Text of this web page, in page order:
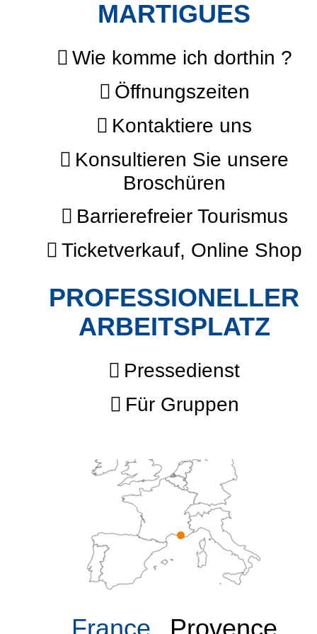
MARTIGUES
Wie komme ich dorthin ?
Öffnungszeiten
Kontaktiere uns
Konsultieren Sie unsere
Broschüren
Barrierefreier Tourismus
Ticketverkauf, Online Shop
PROFESSIONELLER
ARBEITSPLATZ
Pressedienst
Für Gruppen
France Provence